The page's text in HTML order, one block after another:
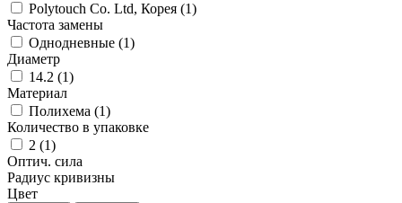
Polytouch Co. Ltd, Корея (1)
Частота замены
Однодневные (1)
Диаметр
14.2 (1)
Материал
Полихема (1)
Количество в упаковке
2 (1)
Оптич. сила
Радиус кривизны
Цвет